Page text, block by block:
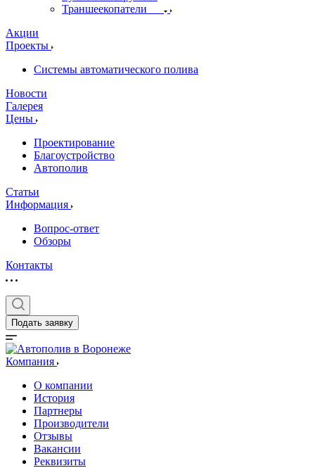
Траншеекопатели
Акции
Проекты
Системы автоматического полива
Новости
Галерея
Цены
Проектирование
Благоустройство
Автополив
Статьи
Информация
Вопрос-ответ
Обзоры
Контакты
Подать заявку
Компания
О компании
История
Партнеры
Производители
Отзывы
Вакансии
Реквизиты